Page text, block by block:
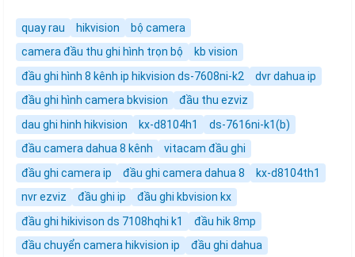
quay rau hikvision
bộ camera
camera đầu thu ghi hình trọn bộ
kb vision
đầu ghi hình 8 kênh ip hikvision ds-7608ni-k2
dvr dahua ip
đầu ghi hình camera bkvision
đầu thu ezviz
dau ghi hinh hikvision
kx-d8104h1
ds-7616ni-k1(b)
đầu camera dahua 8 kênh
vitacam đầu ghi
đầu ghi camera ip
đầu ghi camera dahua 8
kx-d8104th1
nvr ezviz
đầu ghi ip
đầu ghi kbvision kx
đầu ghi hikivison ds 7108hqhi k1
đầu hik 8mp
đầu chuyển camera hikvision ip
đầu ghi dahua